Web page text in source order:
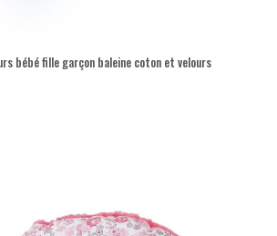
bébé fille garçon baleine coton et velours